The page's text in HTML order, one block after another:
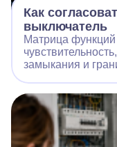
Как
выключатель
Матрица функций
замыкания и